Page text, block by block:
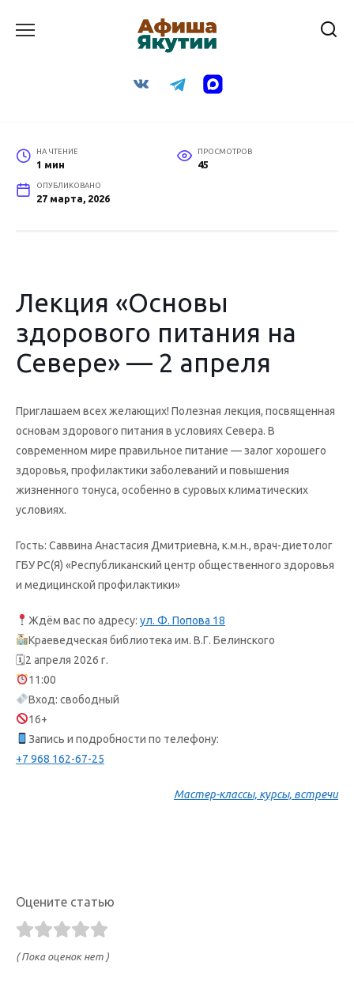
НА ЧТЕНИЕ
1 мин
ПРОСМОТРОВ
45
ОПУБЛИКОВАНО
27 марта, 2026
Лекция «Основы
здорового питания на
Севере» — 2 апреля
Приглашаем всех желающих! Полезная лекция, посвященная
основам здорового питания в условиях Севера. В
современном мире правильное питание — залог хорошего
здоровья, профилактики заболеваний и повышения
жизненного тонуса, особенно в суровых климатических
условиях.
Гость: Саввина Анастасия Дмитриевна, к.м.н., врач-диетолог
ГБУ РС(Я) «Республиканский центр общественного здоровья
и медицинской профилактики»
Ждём вас по адресу: ул. Ф. Попова 18
Краеведческая библиотека им. В.Г. Белинского
🗓2 апреля 2026 г.
11:00
Вход: свободный
16+
Запись и подробности по телефону:
+7 968 162-67-25
Мастер-классы, курсы, встречи
Оцените статью
( Пока оценок нет )